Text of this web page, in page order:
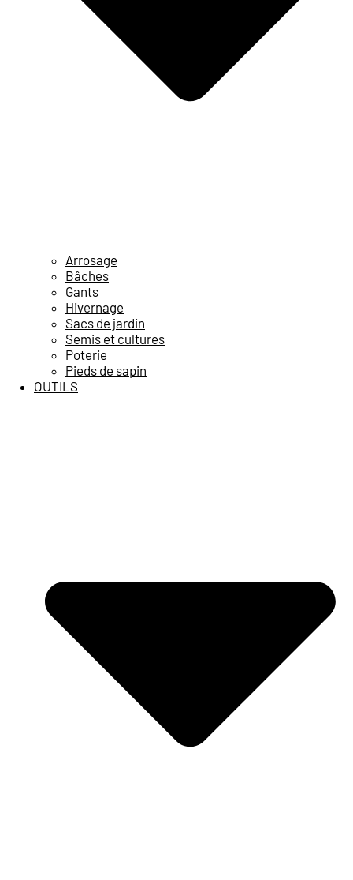
Arrosage
Bâches
Gants
Hivernage
Sacs de jardin
Semis et cultures
Poterie
Pieds de sapin
OUTILS